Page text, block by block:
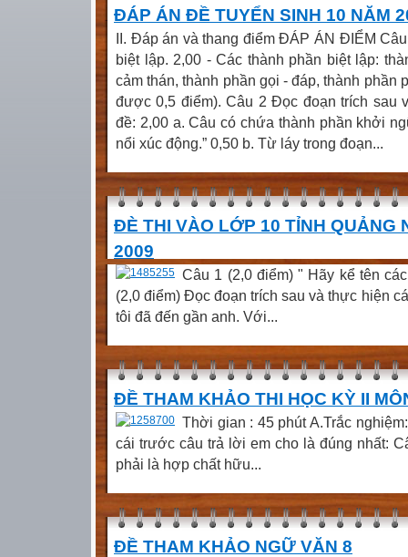
ĐÁP ÁN ĐỀ TUYỂN SINH 10 NĂM
II. Đáp án và thang điểm ĐÁP ÁN ĐIỂM
biệt lập. 2,00 - Các thành phần biệt lập:
cảm thán, thành phần gọi - đáp, thành phần
được 0,5 điểm). Câu 2 Đọc đoạn trích sau
đề: 2,00 a. Câu có chứa thành phần khởi
nổi xúc động.” 0,50 b. Từ láy trong đoạn...
ĐÈ THI VÀO LỚP 10 TỈNH QUẢNG
2009
Câu 1 (2,0 điểm) " Hãy kể tên
(2,0 điểm) Đọc đoạn trích sau và thực hiện
tôi đã đến gần anh. Với...
ĐỀ THAM KHẢO THI HỌC KỲ II
Thời gian : 45 phút A.Trắc
cái trước câu trả lời em cho là đúng nhất:
phải là hợp chất hữu...
ĐỀ THAM KHẢO NGỮ VĂN 8